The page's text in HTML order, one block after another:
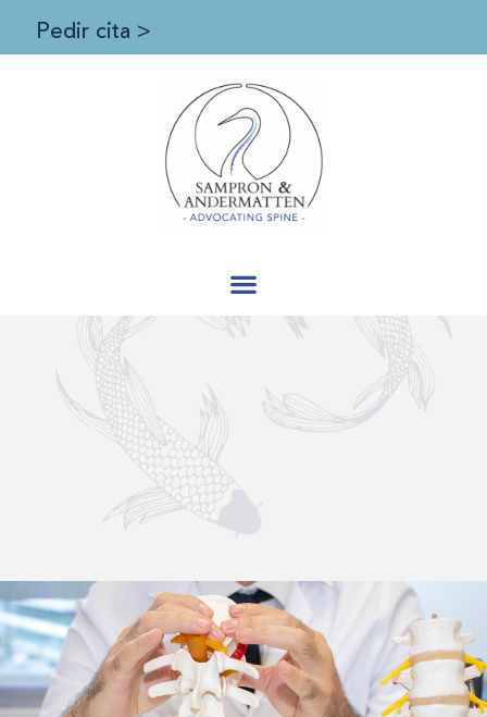
Pedir cita >